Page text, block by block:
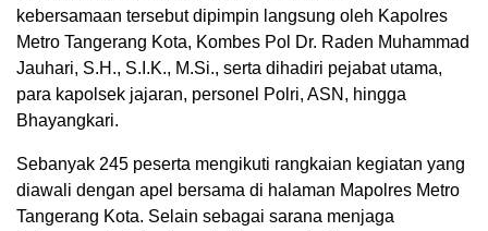
kebersamaan tersebut dipimpin langsung oleh Kapolres
Metro Tangerang Kota, Kombes Pol Dr. Raden Muhammad
Jauhari, S.H., S.I.K., M.Si., serta dihadiri pejabat utama,
para kapolsek jajaran, personel Polri, ASN, hingga
Bhayangkari.
Sebanyak 245 peserta mengikuti rangkaian kegiatan yang
diawali dengan apel bersama di halaman Mapolres Metro
Tangerang Kota. Selain sebagai sarana menjaga